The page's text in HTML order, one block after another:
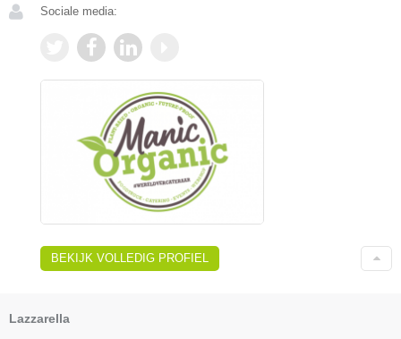
Sociale media:
BEKIJK VOLLEDIG PROFIEL
Lazzarella